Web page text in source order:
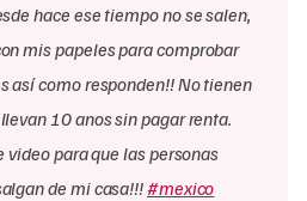
hace ese tiempo no se salen,
mis papeles para comprobar
así como responden!! No tienen
10 anos sin pagar renta.
video para que las personas
de mi casa!!!#mexico